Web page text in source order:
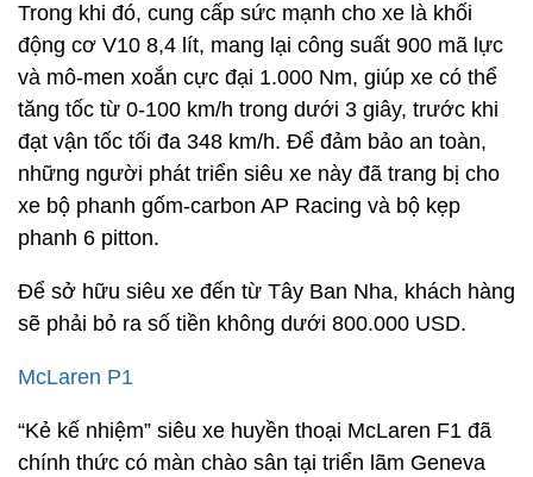
Trong khi đó, cung cấp sức mạnh cho xe là khối
động cơ V10 8,4 lít, mang lại công suất 900 mã lực
và mô-men xoắn cực đại 1.000 Nm, giúp xe có thể
tăng tốc từ 0-100 km/h trong dưới 3 giây, trước khi
đạt vận tốc tối đa 348 km/h. Để đảm bảo an toàn,
những người phát triển siêu xe này đã trang bị cho
xe bộ phanh gốm-carbon AP Racing và bộ kẹp
phanh 6 pitton.
Để sở hữu siêu xe đến từ Tây Ban Nha, khách hàng
sẽ phải bỏ ra số tiền không dưới 800.000 USD.
McLaren P1
“Kẻ kế nhiệm” siêu xe huyền thoại McLaren F1 đã
chính thức có màn chào sân tại triển lãm Geneva